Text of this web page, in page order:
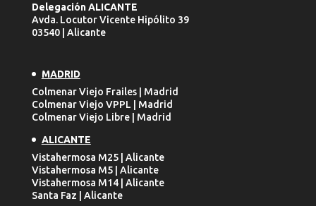
Delegación ALICANTE
Avda. Locutor Vicente Hipólito 39
03540 | Alicante
MADRID
Colmenar Viejo Frailes | Madrid
Colmenar Viejo VPPL | Madrid
Colmenar Viejo Libre | Madrid
ALICANTE
Vistahermosa M25 | Alicante
Vistahermosa M5 | Alicante
Vistahermosa M14 | Alicante
Santa Faz | Alicante